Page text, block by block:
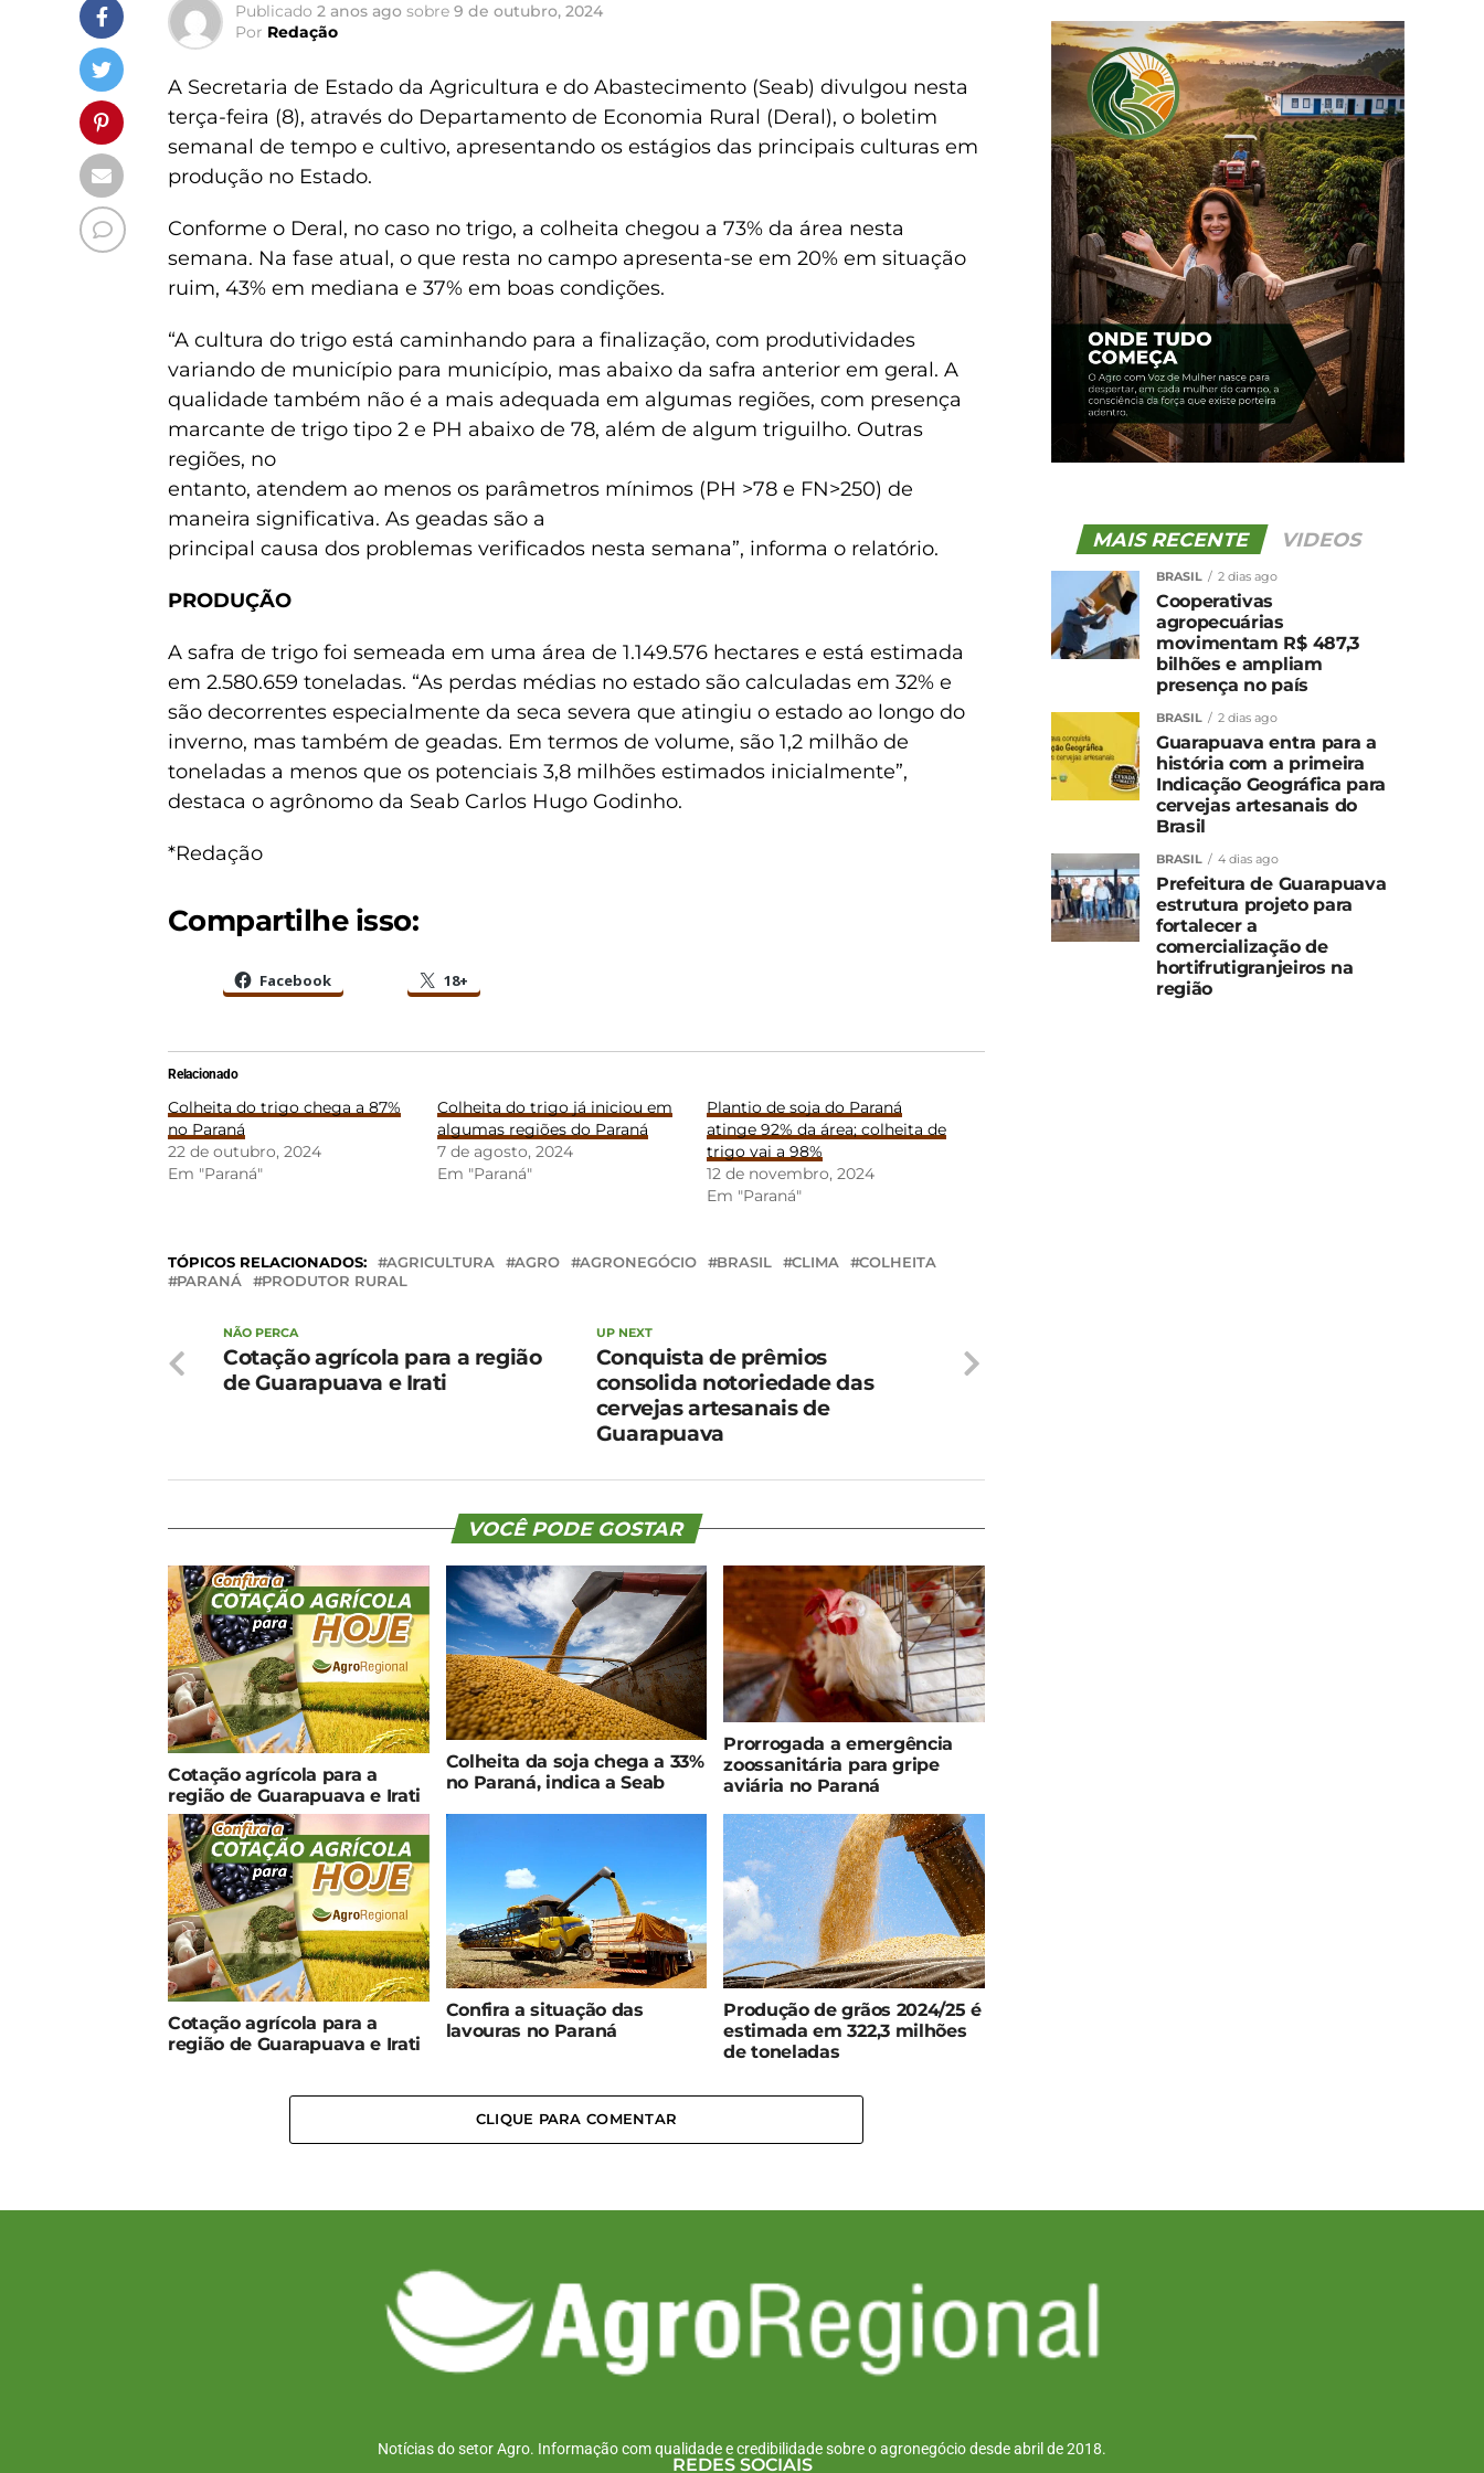
Publicado 2 anos ago sobre 9 de outubro, 2024
Por Redação
A Secretaria de Estado da Agricultura e do Abastecimento (Seab) divulgou nesta
terça-feira (8), através do Departamento de Economia Rural (Deral), o boletim
semanal de tempo e cultivo, apresentando os estágios das principais culturas em
produção no Estado.
Conforme o Deral, no caso no trigo, a colheita chegou a 73% da área nesta
semana. Na fase atual, o que resta no campo apresenta-se em 20% em situação
ruim, 43% em mediana e 37% em boas condições.
“A cultura do trigo está caminhando para a finalização, com produtividades
variando de município para município, mas abaixo da safra anterior em geral. A
qualidade também não é a mais adequada em algumas regiões, com presença
marcante de trigo tipo 2 e PH abaixo de 78, além de algum triguilho. Outras
regiões, no
entanto, atendem ao menos os parâmetros mínimos (PH >78 e FN>250) de
maneira significativa. As geadas são a
principal causa dos problemas verificados nesta semana”, informa o relatório.
PRODUÇÃO
A safra de trigo foi semeada em uma área de 1.149.576 hectares e está estimada
em 2.580.659 toneladas. “As perdas médias no estado são calculadas em 32% e
são decorrentes especialmente da seca severa que atingiu o estado ao longo do
inverno, mas também de geadas. Em termos de volume, são 1,2 milhão de
toneladas a menos que os potenciais 3,8 milhões estimados inicialmente”,
destaca o agrônomo da Seab Carlos Hugo Godinho.
*Redação
Compartilhe isso:
Facebook 18+
Relacionado
Colheita do trigo chega a 87%
no Paraná
22 de outubro, 2024
Em "Paraná"
Colheita do trigo já iniciou em
algumas regiões do Paraná
7 de agosto, 2024
Em "Paraná"
Plantio de soja do Paraná
atinge 92% da área; colheita de
trigo vai a 98%
12 de novembro, 2024
Em "Paraná"
TÓPICOS RELACIONADOS: AGRICULTURA AGRO AGRONEGÓCIO BRASIL CLIMA
COLHEITA
PARANÁ
PRODUTOR RURAL
UP NEXT
Conquista de prêmios
consolida notoriedade das
cervejas artesanais de
Guarapuava
NÃO PERCA
Cotação agrícola para a região
de Guarapuava e Irati
VOCÊ PODE GOSTAR
Cotação agrícola para a
região de Guarapuava e Irati
Colheita da soja chega a 33%
no Paraná, indica a Seab
Prorrogada a emergência
zoossanitária para gripe
aviária no Paraná
Cotação agrícola para a
região de Guarapuava e Irati
Confira a situação das
lavouras no Paraná
Produção de grãos 2024/25 é
estimada em 322,3 milhões
de toneladas
CLIQUE PARA COMENTAR
MAIS RECENTE VIDEOS
BRASIL 2 dias ago
Cooperativas
agropecuárias
movimentam R$ 487,3
bilhões e ampliam
presença no país
BRASIL 2 dias ago
Guarapuava entra para a
história com a primeira
Indicação Geográfica para
cervejas artesanais do
Brasil
BRASIL 4 dias ago
Prefeitura de Guarapuava
estrutura projeto para
fortalecer a
comercialização de
hortifrutigranjeiros na
região
Notícias do setor Agro. Informação com qualidade e credibilidade sobre o agronegócio desde abril de 2018.
REDES SOCIAIS